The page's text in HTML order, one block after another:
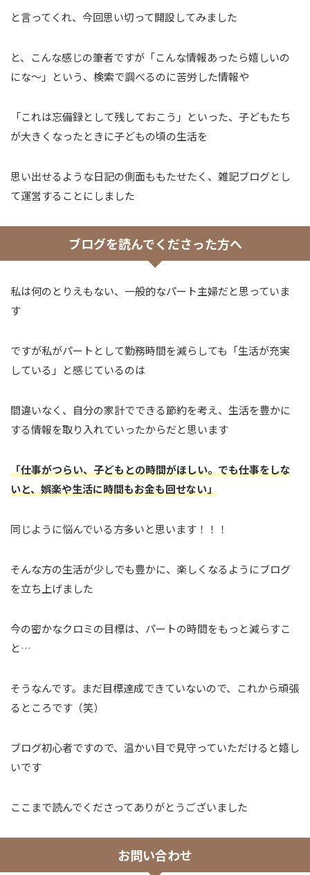
と言ってくれ、今回思い切って開設してみました
と、こんな感じの筆者ですが「こんな情報あったら嬉しいの
にな～」という、検索で調べるのに苦労した情報や
「これは忘備録として残しておこう」といった、子どもたち
が大きくなったときに子どもの頃の生活を
思い出せるような日記の側面ももたせたく、雑記ブログとし
て運営することにしました
ブログを読んでくださった方へ
私は何のとりえもない、一般的なパート主婦だと思っていま
す
ですが私がパートとして勤務時間を減らしても「生活が充実
している」と感じているのは
間違いなく、自分の家計でできる節約を考え、生活を豊かに
する情報を取り入れていったからだと思います
「仕事がつらい、子どもとの時間がほしい。でも仕事をしな
いと、娯楽や生活に時間もお金も回せない」
同じように悩んでいる方多いと思います！！！
そんな方の生活が少しでも豊かに、楽しくなるようにブログ
を立ち上げました
今の密かなクロミの目標は、パートの時間をもっと減らすこ
と…
そうなんです。まだ目標達成できていないので、これから頑張
るところです（笑）
ブログ初心者ですので、温かい目で見守っていただけると嬉し
いです
ここまで読んでくださってありがとうございました
お問い合わせ